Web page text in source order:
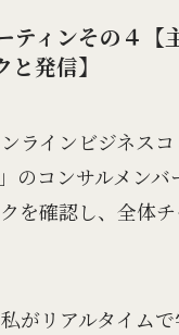
ィンその４【
発信】
ラインビジネスコ
のコンサルメン
を確認し、全体
がリアルタイム